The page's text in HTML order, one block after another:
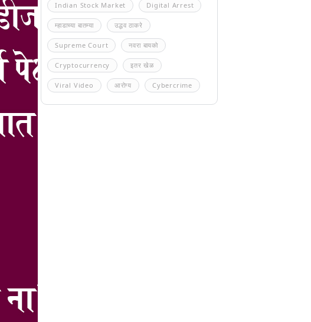
Indian Stock Market Digital Arrest
म्हाडाच्या बातम्या उद्धव ठाकरे
Supreme Court नवरा बायको
Cryptocurrency इतर खेळ
Viral Video आरोग्य Cybercrime